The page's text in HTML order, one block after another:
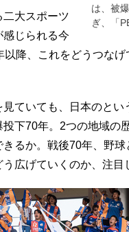
は、被
ぎ、「
大スポーツ
じられる今
降、これをどうつな
ていても、日本のとい
下70年。2つの地域の
るか。戦後70年、野
広げていくのか、注目